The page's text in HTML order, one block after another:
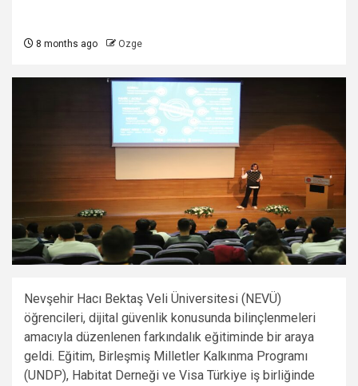
8 months ago Ozge
Nevşehir Hacı Bektaş Veli Üniversitesi (NEVÜ)
öğrencileri, dijital güvenlik konusunda bilinçlenmeleri
amacıyla düzenlenen farkındalık eğitiminde bir araya
geldi. Eğitim, Birleşmiş Milletler Kalkınma Programı
(UNDP), Habitat Derneği ve Visa Türkiye iş birliğinde